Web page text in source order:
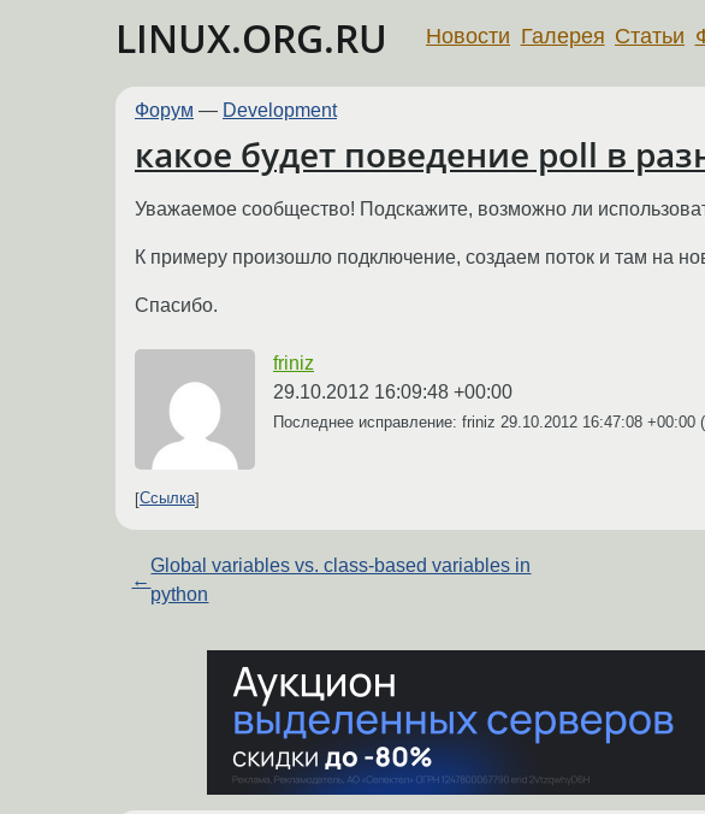
LINUX.ORG.RU Новости Галерея Статьи
Форум — Development
какое будет поведение poll в
Уважаемое сообщество! Подскажите, возможно ли
К примеру произошло подключение, создаем поток и там на
Спасибо.
friniz
29.10.2012 16:09:48 +00:00
Последнее исправление: friniz 29.10.2012 16:47:08 +00:00
Ссылка
←
Global variables vs. class-based variables in
python